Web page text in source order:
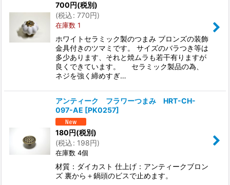
700円(税別)
(税込: 770円)
在庫数 1
ホワイトセラミック製のつまみ ブロンズの装飾
金具付きのツマミです。 サイズのバラつき等は
多少あります、それと焼ムラも若干有りますが
良くできています。 セラミック製品の為、
ネジを強く締めすぎ…
アンティーク フラワーつまみ HRT-CH-
097-AE [PK0257]
180円(税別)
(税込: 198円)
在庫数 4個
材質：ダイカスト 仕上げ：アンティークブロン
ズ 裏から＋鍋頭のビスで止めます。